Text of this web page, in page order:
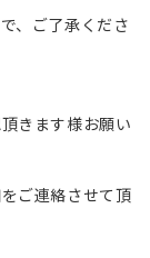
、ご了承くださ
きます様お願い
ご連絡させて頂